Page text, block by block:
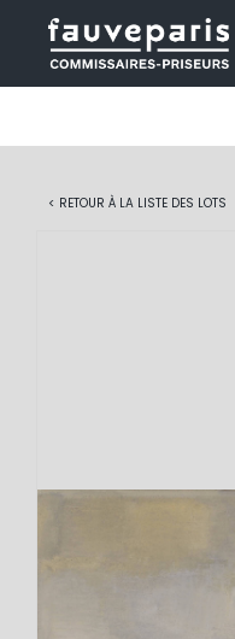
< RETOUR À LA LISTE DES LOTS